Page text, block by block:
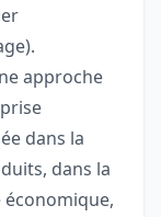
approche
dans la
dans la